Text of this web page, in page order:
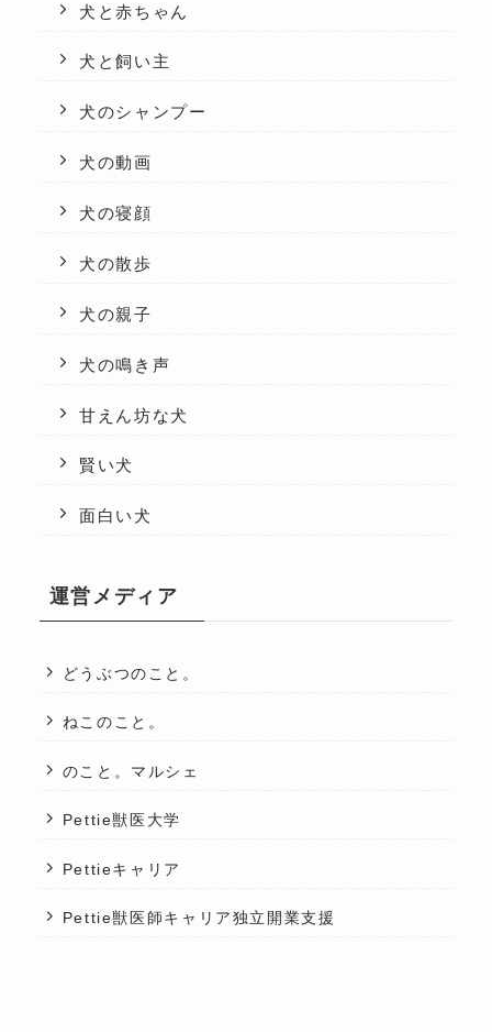
犬と赤ちゃん
犬と飼い主
犬のシャンプー
犬の動画
犬の寝顔
犬の散歩
犬の親子
犬の鳴き声
甘えん坊な犬
賢い犬
面白い犬
運営メディア
どうぶつのこと。
ねこのこと。
のこと。マルシェ
Pettie獣医大学
Pettieキャリア
Pettie獣医師キャリア独立開業支援